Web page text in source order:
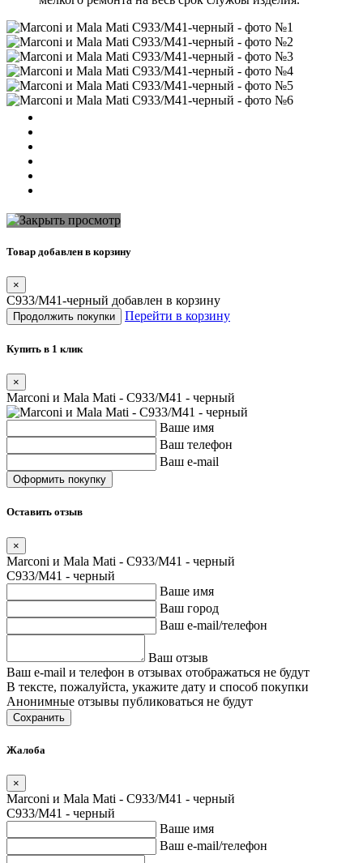
Товар добавлен в корзину
×
C933/M41-черный добавлен в корзину
Продолжить покупки Перейти в корзину
Купить в 1 клик
×
Marconi и Mala Mati - C933/M41 - черный
Ваше имя
Ваш телефон
Ваш e-mail
Оставить отзыв
×
Marconi и Mala Mati - C933/M41 - черный
C933/M41 - черный
Ваше имя
Ваш город
Ваш e-mail/телефон
Ваш отзыв
Ваш e-mail и телефон в отзывах отображаться не будут
В тексте, пожалуйста, укажите дату и способ покупки
Анонимные отзывы публиковаться не будут
Сохранить
Жалоба
×
Marconi и Mala Mati - C933/M41 - черный
C933/M41 - черный
Ваше имя
Ваш e-mail/телефон